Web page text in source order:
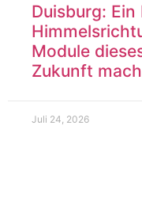
Duisburg:
Module
Zukunft
Juli 24, 2026